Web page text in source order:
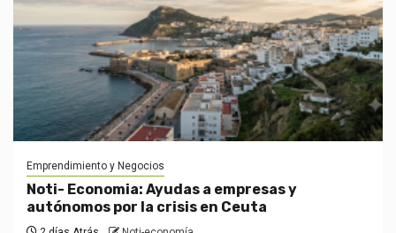
Emprendimiento y Negocios
Noti- Economia: Ayudas a empresas y
autónomos por la crisis en Ceuta